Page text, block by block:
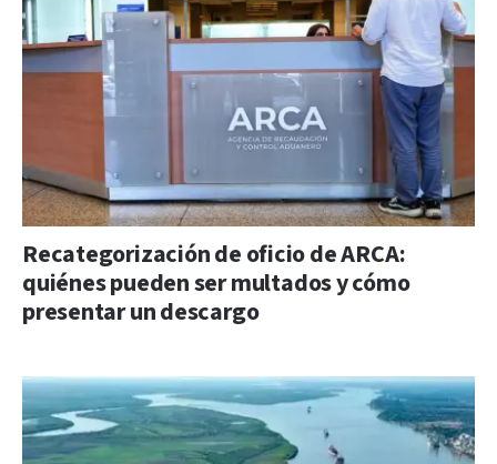
Recategorización de oficio de ARCA:
quiénes pueden ser multados y cómo
presentar un descargo